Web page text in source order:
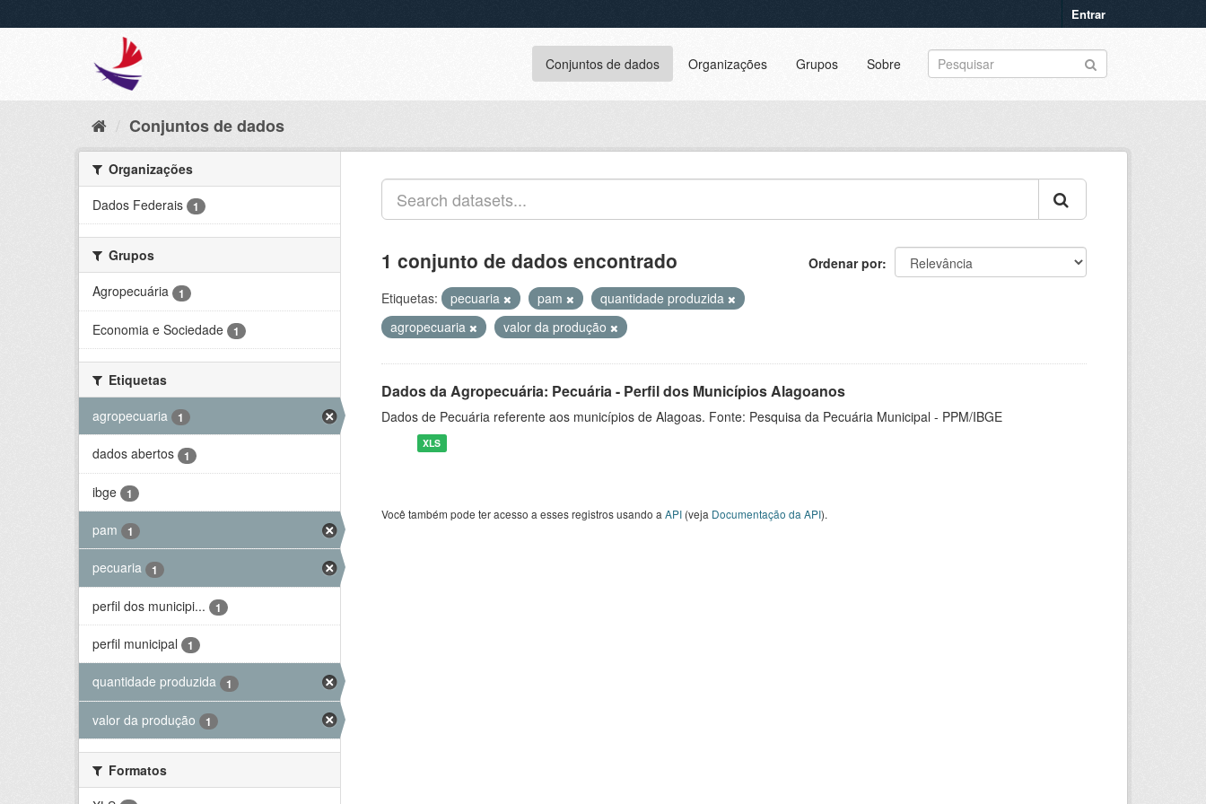
Entrar
Conjuntos de dados Organizações Grupos Sobre
Conjuntos de dados
Organizações
Dados Federais
1
Grupos
Agropecuária
1
Economia e Sociedade 1
Etiquetas
agropecuaria
1
dados abertos 1
ibge 1
pam 1
pecuaria 1
perfil dos municipi... 1
perfil municipal 1
quantidade produzida 1
valor da produção 1
Formatos
Ordenar por
1 conjunto de dados encontrado
Etiquetas: pecuaria pam
quantidade produzida
agropecuaria
valor da produção
Dados da Agropecuária: Pecuária - Perfil dos Municípios Alagoanos
Dados de Pecuária referente aos municípios de Alagoas. Fonte: Pesquisa da Pecuária Municipal - PPM/IBGE
XLS
Você também pode ter acesso a esses registros usando a API (veja Documentação da API).